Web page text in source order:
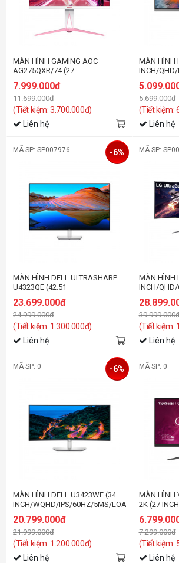
MÀN HÌNH GAMING AOC
AG275QXR/74 (27
7.999.000đ
11.699.000đ
(Tiết kiệm: 3.700.000đ)
Liên hệ
MÀN HÌNH
INCH/
5.699.000đ
(Tiết kiệm:
Liên hệ
MÃ SP: SP007976
MÀN HÌNH DELL ULTRASHARP
U4323QE (42.51
INCH/4K/IPS/60HZ/5MS)
23.699.000đ
24.999.000đ
(Tiết kiệm: 1.300.000đ)
-6%
Liên hệ
MÃ SP:
MÀN HÌNH
INCH/
(Tiết kiệm:
Liên hệ
MÃ SP: 0
MÀN HÌNH DELL U3423WE (34
INCH/WQHD/IPS/60HZ/5MS/LOA/CONG)
20.799.000đ
21.999.000đ
(Tiết kiệm: 1.200.000đ)
-6%
Liên hệ
MÃ SP: 0
MÀN HÌNH
2K (27
7.299.000đ
(Tiết kiệm:
Liên hệ